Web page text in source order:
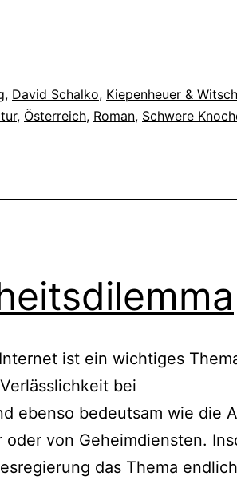
, David Schalko, Kiepenheuer & Witsch
, Österreich, Roman, Schwere
ist ein wichtiges
bei
ebenso bedeutsam wie die
von Geheimdiensten.
das Thema